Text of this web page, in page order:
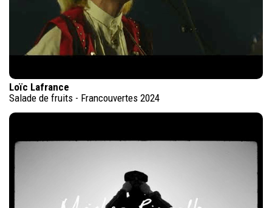
Loïc Lafrance
Salade de fruits - Francouvertes 2024